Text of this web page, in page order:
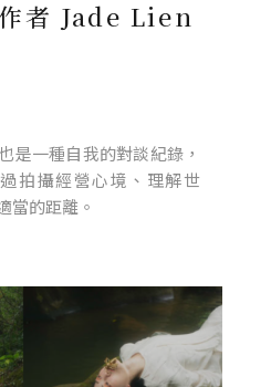
者 Jade Lien
是一種自我的對談紀錄，
拍攝經營心境、理解世
當的距離。